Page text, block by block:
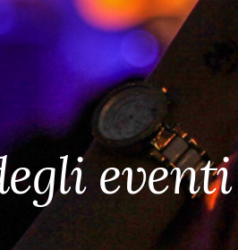
eventi